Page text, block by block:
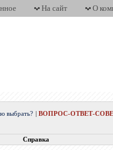
На сайт О
выбрать? |ВОПРОС-ОТВЕТ-
Справка